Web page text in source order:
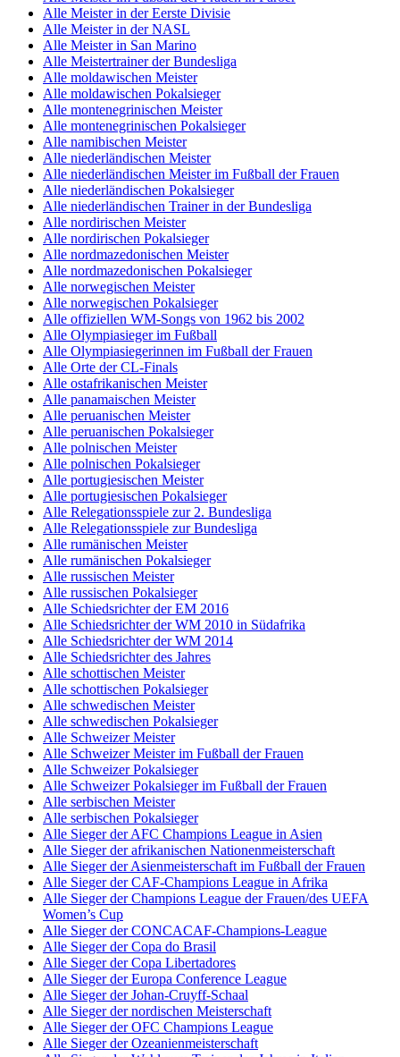
Alle Meister in der Eerste Divisie
Alle Meister in der NASL
Alle Meister in San Marino
Alle Meistertrainer der Bundesliga
Alle moldawischen Meister
Alle moldawischen Pokalsieger
Alle montenegrinischen Meister
Alle montenegrinischen Pokalsieger
Alle namibischen Meister
Alle niederländischen Meister
Alle niederländischen Meister im Fußball der Frauen
Alle niederländischen Pokalsieger
Alle niederländischen Trainer in der Bundesliga
Alle nordirischen Meister
Alle nordirischen Pokalsieger
Alle nordmazedonischen Meister
Alle nordmazedonischen Pokalsieger
Alle norwegischen Meister
Alle norwegischen Pokalsieger
Alle offiziellen WM-Songs von 1962 bis 2002
Alle Olympiasieger im Fußball
Alle Olympiasiegerinnen im Fußball der Frauen
Alle Orte der CL-Finals
Alle ostafrikanischen Meister
Alle panamaischen Meister
Alle peruanischen Meister
Alle peruanischen Pokalsieger
Alle polnischen Meister
Alle polnischen Pokalsieger
Alle portugiesischen Meister
Alle portugiesischen Pokalsieger
Alle Relegationsspiele zur 2. Bundesliga
Alle Relegationsspiele zur Bundesliga
Alle rumänischen Meister
Alle rumänischen Pokalsieger
Alle russischen Meister
Alle russischen Pokalsieger
Alle Schiedsrichter der EM 2016
Alle Schiedsrichter der WM 2010 in Südafrika
Alle Schiedsrichter der WM 2014
Alle Schiedsrichter des Jahres
Alle schottischen Meister
Alle schottischen Pokalsieger
Alle schwedischen Meister
Alle schwedischen Pokalsieger
Alle Schweizer Meister
Alle Schweizer Meister im Fußball der Frauen
Alle Schweizer Pokalsieger
Alle Schweizer Pokalsieger im Fußball der Frauen
Alle serbischen Meister
Alle serbischen Pokalsieger
Alle Sieger der AFC Champions League in Asien
Alle Sieger der afrikanischen Nationenmeisterschaft
Alle Sieger der Asienmeisterschaft im Fußball der Frauen
Alle Sieger der CAF-Champions League in Afrika
Alle Sieger der Champions League der Frauen/des UEFA
Women’s Cup
Alle Sieger der CONCACAF-Champions-League
Alle Sieger der Copa do Brasil
Alle Sieger der Copa Libertadores
Alle Sieger der Europa Conference League
Alle Sieger der Johan-Cruyff-Schaal
Alle Sieger der nordischen Meisterschaft
Alle Sieger der OFC Champions League
Alle Sieger der Ozeanienmeisterschaft